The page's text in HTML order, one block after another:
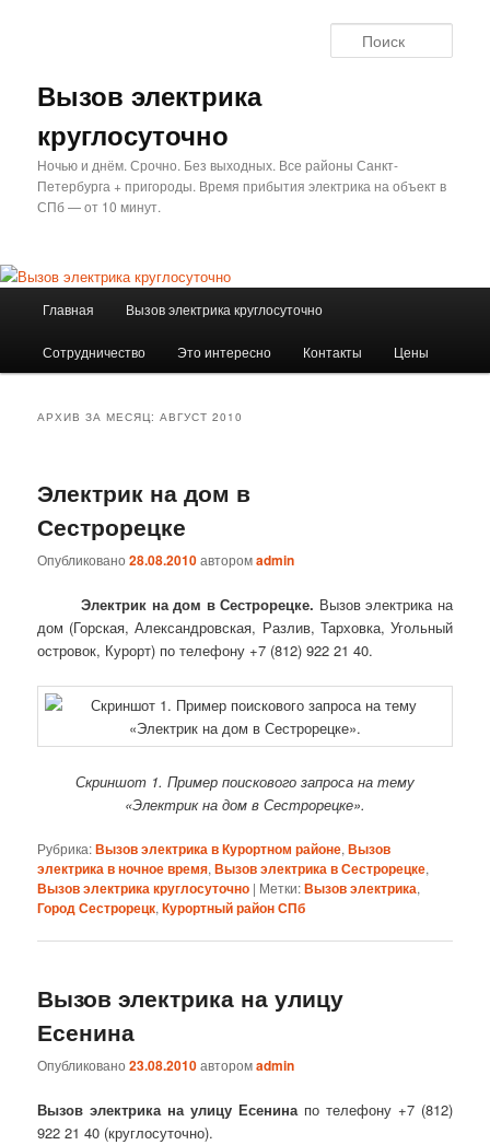
Вызов электрика
круглосуточно
Ночью и днём. Срочно. Без выходных. Все районы Санкт-
Петербурга + пригороды. Время прибытия электрика на объект в
СПб — от 10 минут.
Главная Вызов электрика круглосуточно
Сотрудничество Это интересно Контакты Цены
АРХИВ ЗА МЕСЯЦ:АВГУСТ 2010
Электрик на дом в
Сестрорецке
Опубликовано28.08.2010авторомadmin
Электрик на дом в Сестрорецке. Вызов электрика на
дом (Горская, Александровская, Разлив, Тарховка, Угольный
островок, Курорт) по телефону +7 (812) 922 21 40.
Скриншот 1. Пример поискового запроса на тему
«Электрик на дом в Сестрорецке».
Рубрика:Вызов электрика в Курортном районе,Вызов
электрика в ночное время,Вызов электрика в Сестрорецке,
Вызов электрика круглосуточно | Метки:Вызов электрика,
Город Сестрорецк,Курортный район СПб
Вызов электрика на улицу
Есенина
Опубликовано23.08.2010авторомadmin
Вызов электрика на улицу Есенинапо телефону +7 (812)
922 21 40 (круглосуточно).